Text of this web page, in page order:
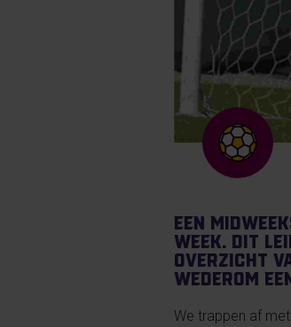
Een
week. Dit
overzicht
Wederom
We trappen af